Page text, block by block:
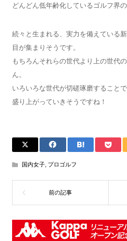
どんどん低年齢化しているゴルフ界
続々と生まれる、実力を備えている
目が集まりそうです。
もちろんそれらの世代より上の世代
ん。
いろいろな世代が切磋琢磨すること
盛り上がっていきそうですね！
国内女子, プロゴルフ